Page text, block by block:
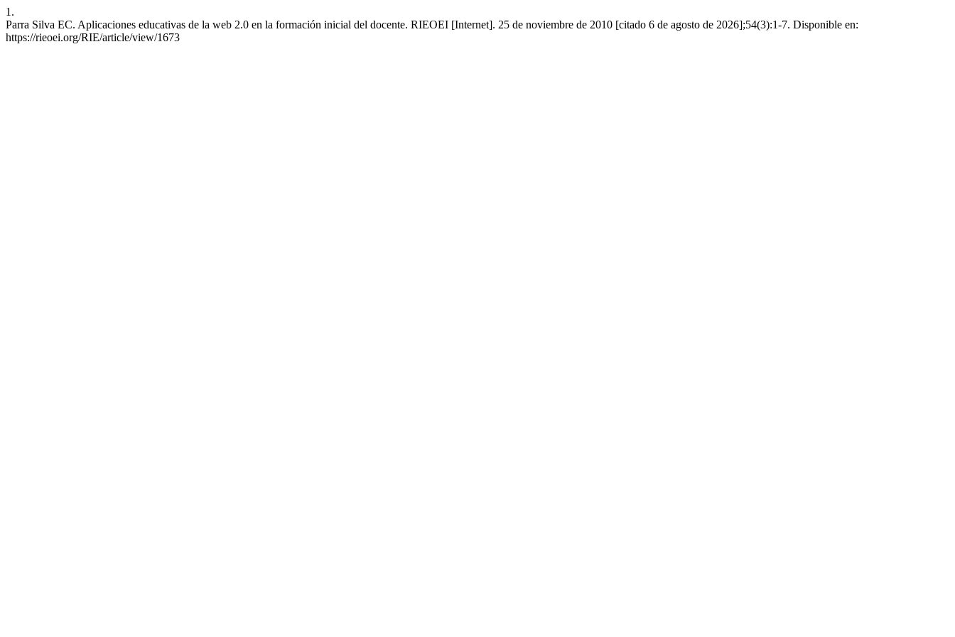
1.
Parra Silva EC. Aplicaciones educativas de la web 2.0 en la formación inicial del docente. RIEOEI [Internet]. 25 de noviembre de 2010 [citado 6 de agosto de 2026];54(3):1-7. Disponible en:
https://rieoei.org/RIE/article/view/1673